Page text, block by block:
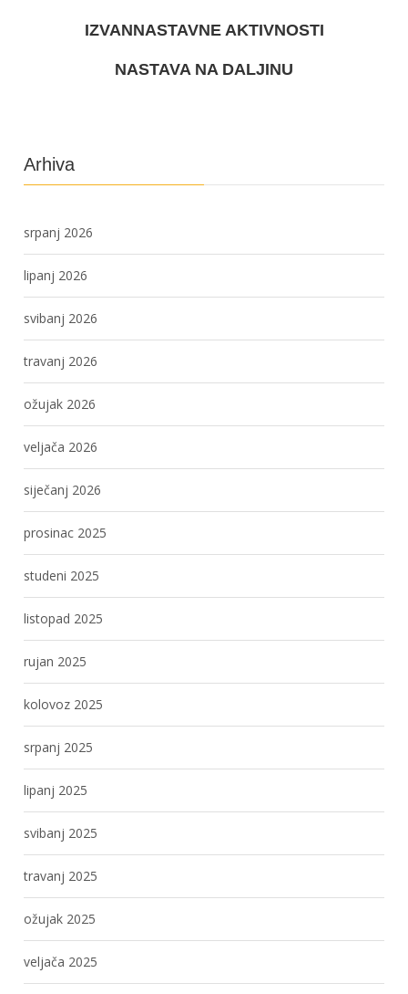
IZVANNASTAVNE AKTIVNOSTI
NASTAVA NA DALJINU
Arhiva
srpanj 2026
lipanj 2026
svibanj 2026
travanj 2026
ožujak 2026
veljača 2026
siječanj 2026
prosinac 2025
studeni 2025
listopad 2025
rujan 2025
kolovoz 2025
srpanj 2025
lipanj 2025
svibanj 2025
travanj 2025
ožujak 2025
veljača 2025